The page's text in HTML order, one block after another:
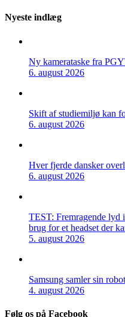
Nyeste indlæg
Ny kamerataske fra
6. august 2026
Skift af studiemiljø kan
6. august 2026
Hver fjerde dansker
6. august 2026
TEST: Fremragende
brug for et headset der
5. august 2026
Samsung samler sin
4. august 2026
Følg os på Facebook